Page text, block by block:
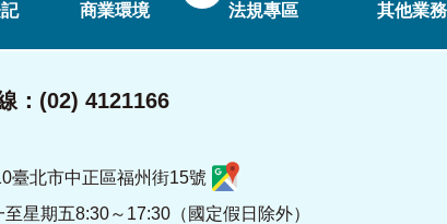
商業環境 法規專區 其他業務
：(02) 4121166
臺北市中正區福州街15號
星期五8:30～17:30（國定假日除外）